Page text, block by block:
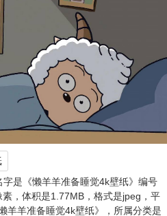
是《懒羊羊准备睡觉4k壁纸》编号
，体积是1.77MB，格式是jpeg，平
羊羊准备睡觉4k壁纸》，所属分类是